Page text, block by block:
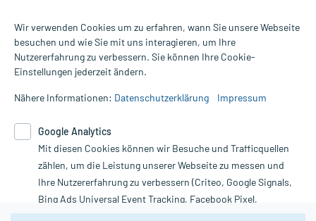
Alle Preise gelten inkl. MwSt., ggf. zzgl. Versandkosten
Informationen auf dieser Website werden ausschließlich für
die Untersuchung und Behandlung durch einen Arzt. Bitte
Therapien eingeleitet werden können. | Diese Webseite benutzt
Google Analytics. Lesen Sie bitte dazu die wichtigen Hinweise in
unserer Datenschutzerklärung. Für den Widerruf einer Bestellung
nutzen Sie das Formular:
Vertrag widerrufen
Wir verwenden Cookies um zu erfahren, wann Sie unsere Webseite
besuchen und wie Sie mit uns interagieren, um Ihre
Nutzererfahrung zu verbessern. Sie können Ihre Cookie-
Einstellungen jederzeit ändern.
Nähere Informationen: Datenschutzerklärung Impressum
Google Analytics
Mit diesen Cookies können wir Besuche und Trafficquellen
zählen, um die Leistung unserer Webseite zu messen und
Ihre Nutzererfahrung zu verbessern (Criteo, Google Signals,
Bing Ads Universal Event Tracking, Facebook Pixel,
Youtube-Social Plugin).